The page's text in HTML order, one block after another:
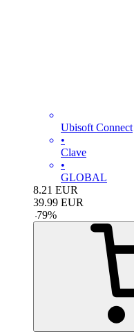
Ubisoft Connect
•
Clave
•
GLOBAL
8.21 EUR
39.99 EUR
-79%